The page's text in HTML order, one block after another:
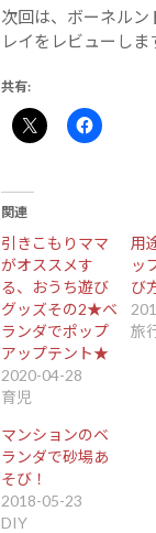
次回は、ボーネルン
レイをレビューしま
共有:
関連
引きこもりママ
がオススメす
る、おうち遊び
グッズその2★ベ
ランダでポップ
アップテント★
2020-04-28
育児
用
ッ
び
旅
マンションのベ
ランダで砂場あ
そび！
2018-05-23
DIY